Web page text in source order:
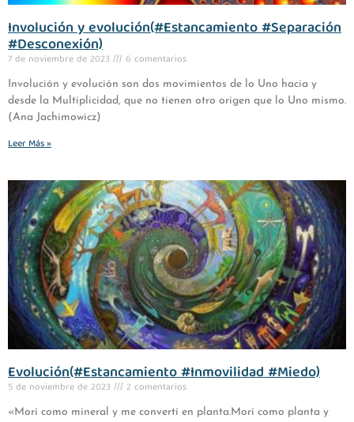
Involución y evolución(#Estancamiento #Separación
#Desconexión)
7 de noviembre de 2023 6 comentarios
Involución y evolución son dos movimientos de lo Uno hacia y
desde la Multiplicidad, que no tienen otro origen que lo Uno mismo.
(Ana Jachimowicz)
Leer Más »
Evolución(#Estancamiento #Inmovilidad #Miedo)
5 de noviembre de 2023 2 comentarios
«Morí como mineral y me convertí en planta.Morí como planta y